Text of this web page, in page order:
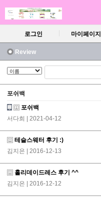
로그인 마이페이지
Review
포쉬백
포쉬백
서다희
| 2021-04-12
테슬스웨터 후기 :)
김지은
| 2016-12-13
홀리데이드레스 후기 ^^
김지은
| 2016-12-12